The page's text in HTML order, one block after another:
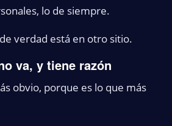
lo de siempre.
verdad está en otro sitio.
va, y tiene razón
obvio, porque es lo que más